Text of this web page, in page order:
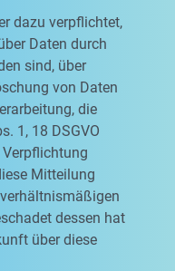
dazu verpflichtet,
Daten durch
sind, über
von Daten
die
1, 18 DSGVO
Mitteilung
dessen hat
über diese